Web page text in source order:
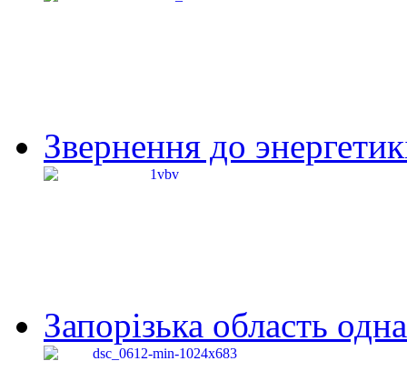
Звернення до
Запорізька область